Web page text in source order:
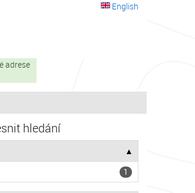
English
adrese
hledání
1